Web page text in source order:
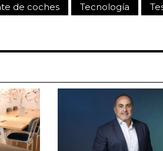
de coches Tecnología